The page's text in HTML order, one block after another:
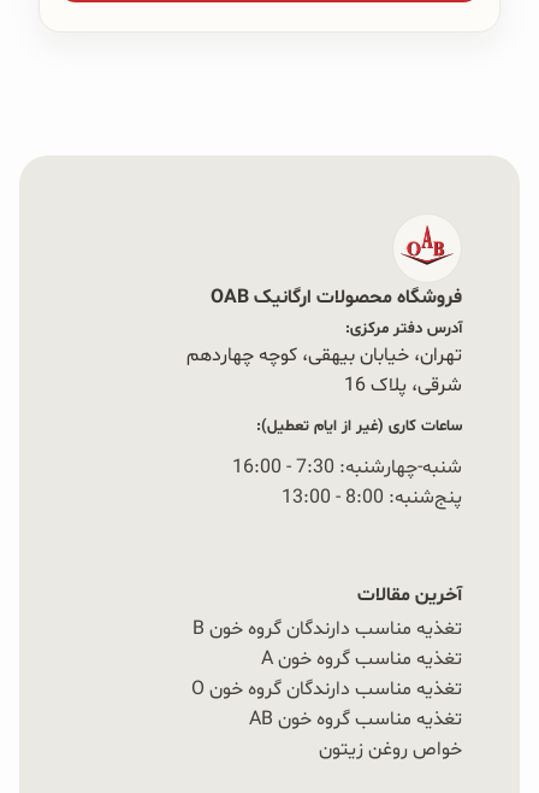
فروشگاه محصولات ارگانیک OAB
آدرس دفتر مرکزی:
تهران، خیابان بیهقی، کوچه چهاردهم
شرقی، پلاک 16‭
ساعات کاری (غیر از ایام تعطیل):
شنبه-چهارشنبه: 7:30 - 16:00
پنج‌شنبه: 8:00 - 13:00
آخرین مقالات
تغذیه مناسب دارندگان گروه خون B
تغذیه مناسب گروه خون A
تغذیه مناسب دارندگان گروه خون O
تغذیه مناسب گروه خون AB
خواص روغن زیتون